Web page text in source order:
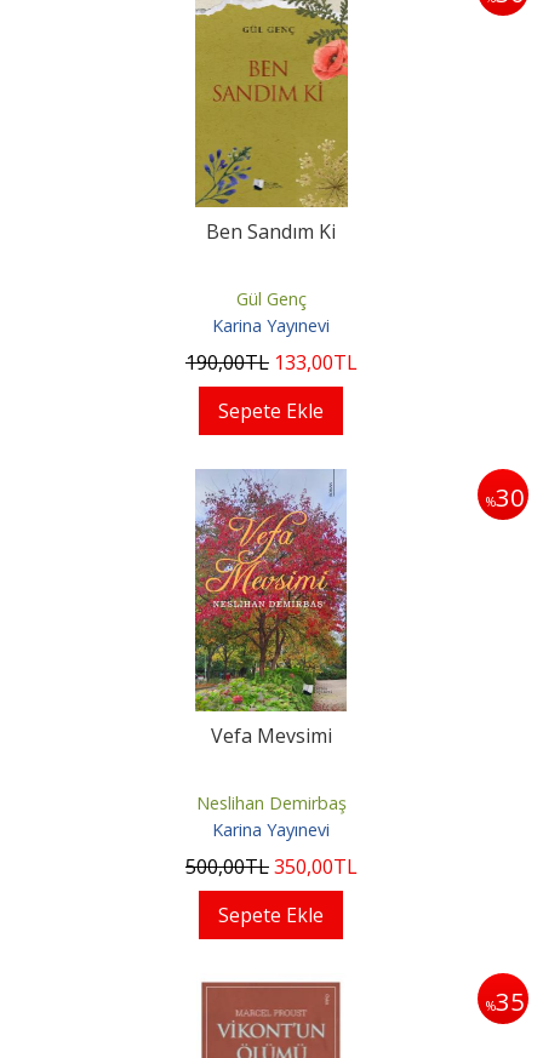
Ben Sandım Ki
Gül Genç
Karina Yayınevi
190,00TL 133,00TL
Sepete Ekle
%30
Vefa Mevsimi
Neslihan Demirbaş
Karina Yayınevi
500,00TL350,00TL
Sepete Ekle
%35